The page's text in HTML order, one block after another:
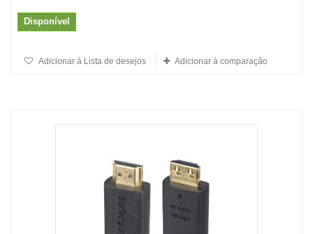
Disponível
Adicionar à Lista de desejos Adicionar à comparação